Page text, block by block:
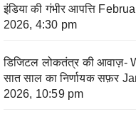
इंडिया की गंभीर आपत्ति
2026, 4:30 pm
डिजिटल लोकतंत्र की आवाज़-
सात साल का निर्णायक सफ़र
2026, 10:59 pm